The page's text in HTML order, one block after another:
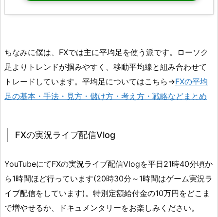
ちなみに僕は、FXでは主に平均足を使う派です。ローソク
足よりトレンドが掴みやすく、移動平均線と組み合わせて
トレードしています。平均足についてはこちら→FXの平均
足の基本・手法・見方・儲け方・考え方・戦略などまとめ
FXの実況ライブ配信Vlog
YouTubeにてFXの実況ライブ配信Vlogを平日21時40分頃か
ら1時間ほど行っています(20時30分～1時間はゲーム実況ラ
イブ配信をしています)。特別定額給付金の10万円をどこま
で増やせるか、ドキュメンタリーをお楽しみください。